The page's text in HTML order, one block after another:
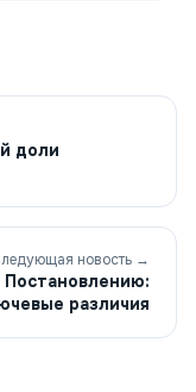
доли
новость →
Постановлению:
различия